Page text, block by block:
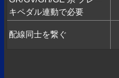
キペダル連動で必要
配線同士を繋ぐ